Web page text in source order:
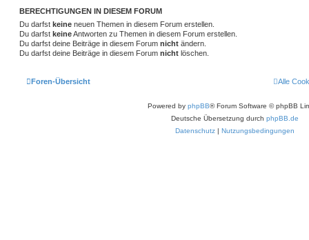
BERECHTIGUNGEN IN DIESEM FORUM
Du darfst keine neuen Themen in diesem Forum erstellen.
Du darfst keineAntworten zu Themen in diesem Forum erstellen.
Du darfst deine Beiträge in diesem Forum nicht ändern.
Du darfst deine Beiträge in diesem Forum nicht löschen.
Foren-Übersicht Alle
Powered by phpBB® Forum Software © phpBB
Deutsche Übersetzung durch phpBB.de
Datenschutz | Nutzungsbedingungen